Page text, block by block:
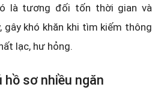
là tương đối tốn thời gian và
gây khó khăn khi tìm kiếm thông
lạc, hư hỏng.
hồ sơ nhiều ngăn